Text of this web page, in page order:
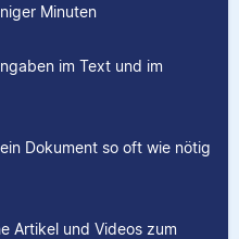
Minuten
im Text und im
Dokument so oft wie nötig
Artikel und Videos zum